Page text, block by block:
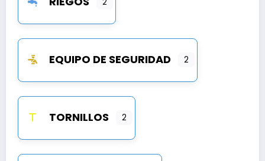
EQUIPO DE SEGURIDAD 2
TORNILLOS 2